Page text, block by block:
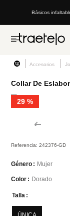
Básicos
Accesorios
Collar De
29 %
Referencia:242376-GD
Género Mujer
Color Dorado
Talla